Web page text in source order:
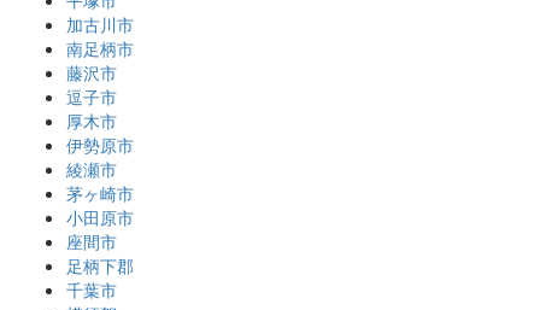
加古川市
南足柄市
藤沢市
逗子市
厚木市
伊勢原市
綾瀬市
茅ヶ崎市
小田原市
座間市
足柄下郡
千葉市